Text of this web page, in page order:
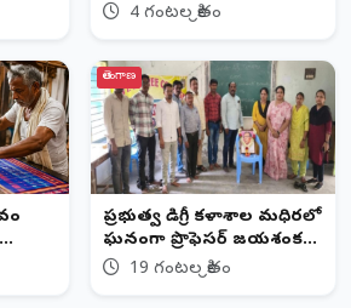
4 గంటల క్రితం
తెలంగాణ
ప్రభుత్వ డిగ్రీ కళాశాల మధిరలో
ఘనంగా ప్రొఫెసర్ జయశంకర్
జయంతి వేడుకలు
19 గంటల క్రితం